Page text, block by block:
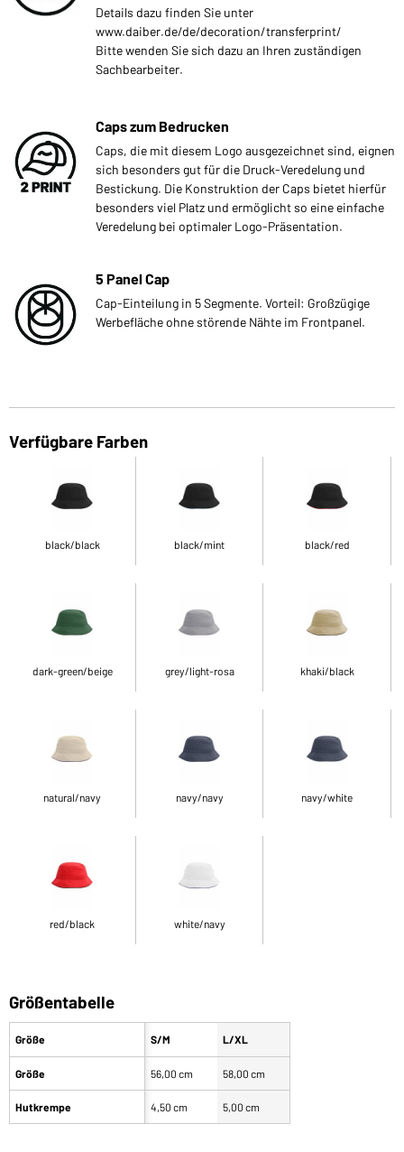
Details dazu finden Sie unter
www.daiber.de/de/decoration/transferprint/
Bitte wenden Sie sich dazu an Ihren zuständigen
Sachbearbeiter.
Caps zum Bedrucken
Caps, die mit diesem Logo ausgezeichnet sind, eignen
sich besonders gut für die Druck-Veredelung und
Bestickung. Die Konstruktion der Caps bietet hierfür
besonders viel Platz und ermöglicht so eine einfache
Veredelung bei optimaler Logo-Präsentation.
5 Panel Cap
Cap-Einteilung in 5 Segmente. Vorteil: Großzügige
Werbefläche ohne störende Nähte im Frontpanel.
Verfügbare Farben
black/black black/mint black/red
dark-green/beige grey/light-rosa khaki/black
natural/navy navy/navy navy/white
red/black white/navy
Größentabelle
Größe
Größe
Hutkrempe
S/M L/XL
56,00 cm 58,00 cm
4,50 cm 5,00 cm